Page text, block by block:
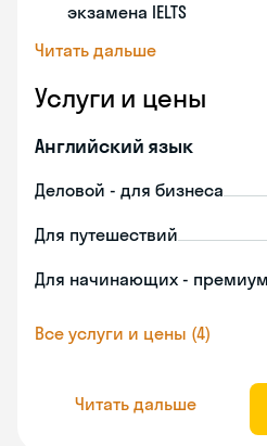
экзамена IELTS
Читать дальше
Услуги и цены
Английский язык
Деловой - для бизнеса
Для путешествий
Для начинающих - премиум
Все услуги и цены (4)
Читать дальше